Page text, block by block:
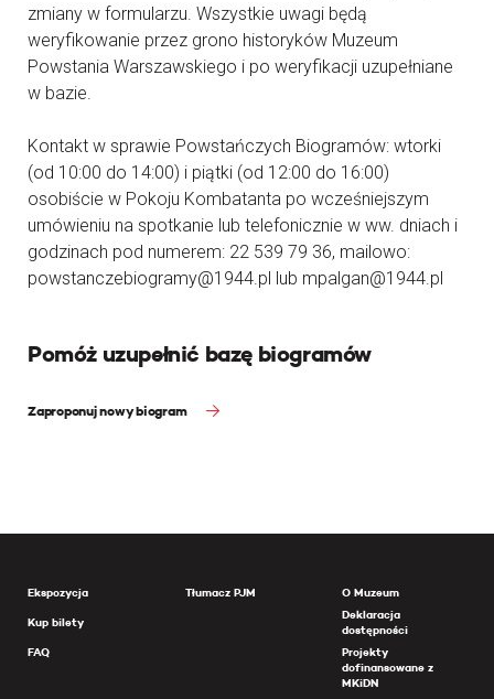
zmiany w formularzu. Wszystkie uwagi będą
weryfikowanie przez grono historyków Muzeum
Powstania Warszawskiego i po weryfikacji uzupełniane
w bazie.
Kontakt w sprawie Powstańczych Biogramów: wtorki
(od 10:00 do 14:00) i piątki (od 12:00 do 16:00)
osobiście w Pokoju Kombatanta po wcześniejszym
umówieniu na spotkanie lub telefonicznie w ww. dniach i
godzinach pod numerem: 22 539 79 36, mailowo:
powstanczebiogramy@1944.pl lub mpalgan@1944.pl
Pomóż uzupełnić bazę biogramów
Zaproponuj nowy biogram
Ekspozycja
Kup bilety
FAQ
Tłumacz PJM
O Muzeum
Deklaracja
dostępności
Projekty
dofinansowane z
MKiDN